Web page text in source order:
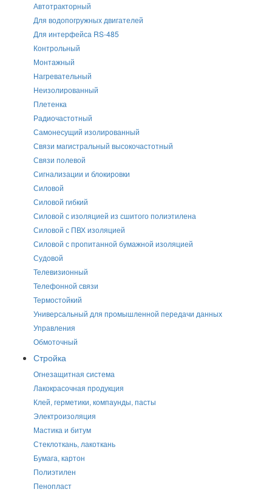
Автотракторный
Для водопогружных двигателей
Для интерфейса RS-485
Контрольный
Монтажный
Нагревательный
Неизолированный
Плетенка
Радиочастотный
Самонесущий изолированный
Связи магистральный высокочастотный
Связи полевой
Сигнализации и блокировки
Силовой
Силовой гибкий
Силовой с изоляцией из сшитого полиэтилена
Силовой с ПВХ изоляцией
Силовой с пропитанной бумажной изоляцией
Судовой
Телевизионный
Телефонной связи
Термостойкий
Универсальный для промышленной передачи данных
Управления
Обмоточный
Стройка
Огнезащитная система
Лакокрасочная продукция
Клей, герметики, компаунды, пасты
Электроизоляция
Мастика и битум
Стеклоткань, лакоткань
Бумага, картон
Полиэтилен
Пенопласт